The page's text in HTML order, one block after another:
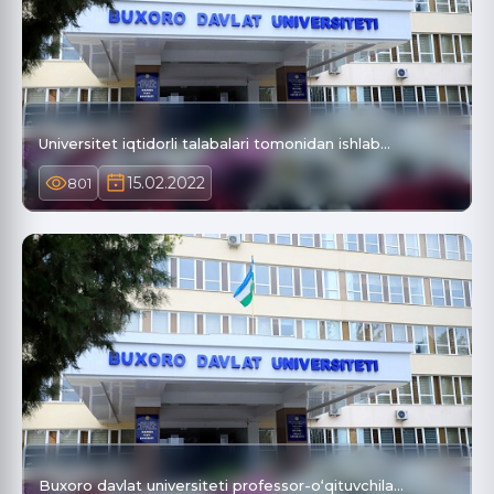
Universitet iqtidorli tаlаbаlаri tomonidаn ishlаb…
801 15.02.2022
Buxoro davlat universiteti professor-o‘qituvchila…